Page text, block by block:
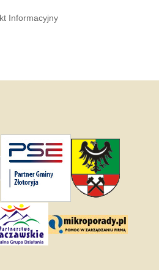
Informacyjny